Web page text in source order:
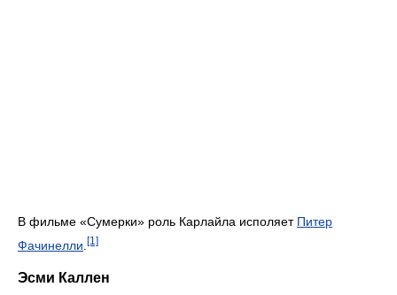
В фильме «Сумерки» роль Карлайла исполяет Питер
Фачинелли [1]
Эсми Каллен